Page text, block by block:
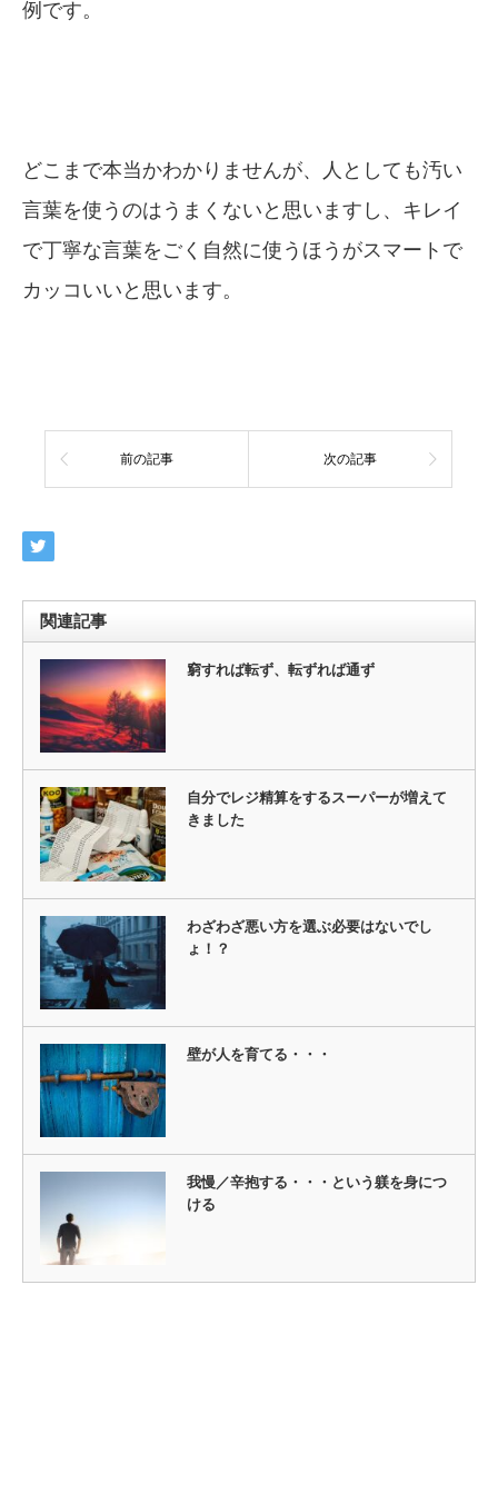
例です。
どこまで本当かわかりませんが、人としても汚い
言葉を使うのはうまくないと思いますし、キレイ
で丁寧な言葉をごく自然に使うほうがスマートで
カッコいいと思います。
前の記事 次の記事
関連記事
窮すれば転ず、転ずれば通ず
自分でレジ精算をするスーパーが増えて
きました
わざわざ悪い方を選ぶ必要はないでし
ょ！？
壁が人を育てる・・・
我慢／辛抱する・・・という躾を身につ
ける